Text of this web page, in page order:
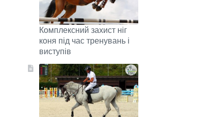
Комплексний захист ніг
коня під час тренувань і
виступів